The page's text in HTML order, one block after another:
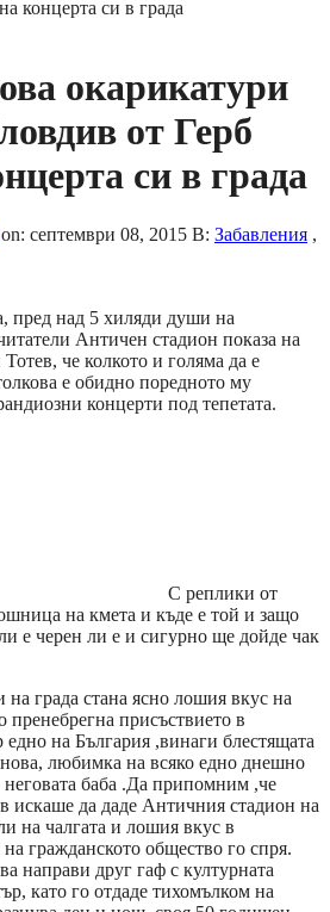
концерта си в града
окарикатури
от Герб
си в града
on: септември 08, 2015 В: Забавления ,
пред над 5 хиляди души на
Античен стадион показа на
че колкото и голяма да е
е обидно поредното му
концерти под тепетата.
С реплики от
на кмета и къде е той и защо
е черен ли е и сигурно ще дойде чак
града стана ясно лошия вкус на
пренебрегна присъствието в
на България ,винаги блестящата
любимка на всяко едно днешно
неговата баба .Да припомним ,че
искаше да даде Античния стадион на
на чалгата и лошия вкус в
гражданското общество го спря.
направи друг гаф с културната
като го отдаде тихомълком на